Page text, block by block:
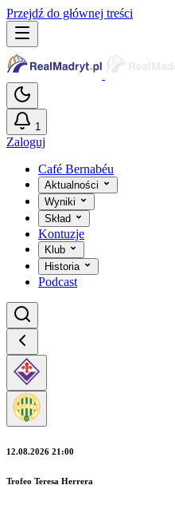
Przejdź do głównej treści
1
Zaloguj
Café Bernabéu
Aktualności
Wyniki
Skład
Kontuzje
Klub
Historia
Podcast
12.08.2026 21:00
Trofeo Teresa Herrera